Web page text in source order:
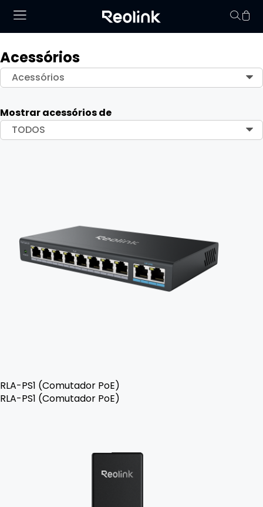
vazio.
Acessórios
Acessórios
Mostrar acessórios de
TODOS
RLA-PS1 (Comutador PoE)
RLA-PS1 (Comutador PoE)